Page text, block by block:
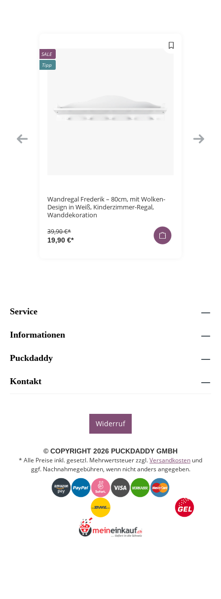
SALE
Tipp
Wandregal Frederik – 80cm, mit Wolken-
Design in Weiß, Kinderzimmer-Regal,
Wanddekoration
39,90 €*
19,90 €*
Service
Informationen
Puckdaddy
Kontakt
Widerruf
© COPYRIGHT 2026 PUCKDADDY GMBH
* Alle Preise inkl. gesetzl. Mehrwertsteuer zzgl.Versandkosten und
ggf. Nachnahmegebühren, wenn nicht anders angegeben.